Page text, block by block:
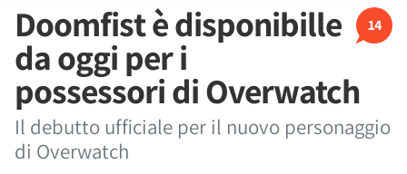
14
Doomfist è disponibille
da oggi per i
possessori di Overwatch
Il debutto ufficiale per il nuovo personaggio
di Overwatch